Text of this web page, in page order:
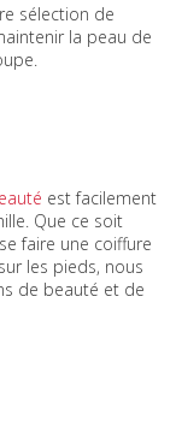
sélection de
la peau de
est facilement
Que ce soit
faire une coiffure
les pieds, nous
de beauté et de